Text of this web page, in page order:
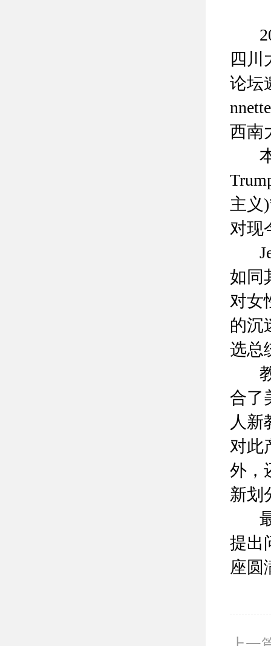
四川
论坛
西南
本
主义
对现
如同
对女
的沉
选总
教
合了
人新
对此
外，
新划
最
提出
座圆